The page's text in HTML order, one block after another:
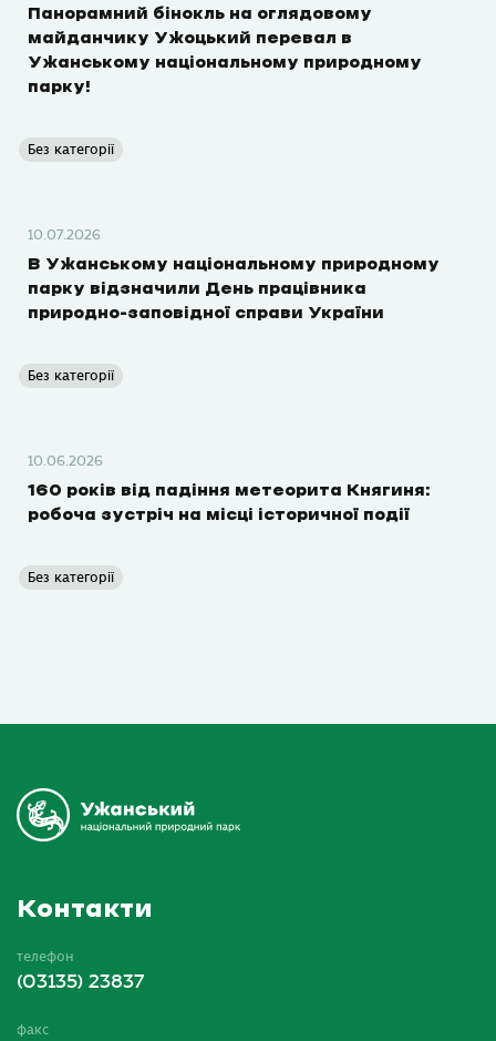
Панорамний бінокль на оглядовому
майданчику Ужоцький перевал в
Ужанському національному природному
парку!
Без категорії
10.07.2026
В Ужанському національному природному
парку відзначили День працівника
природно-заповідної справи України
Без категорії
10.06.2026
160 років від падіння метеорита Княгиня:
робоча зустріч на місці історичної події
Без категорії
Контакти
телефон
(03135) 23837
факс